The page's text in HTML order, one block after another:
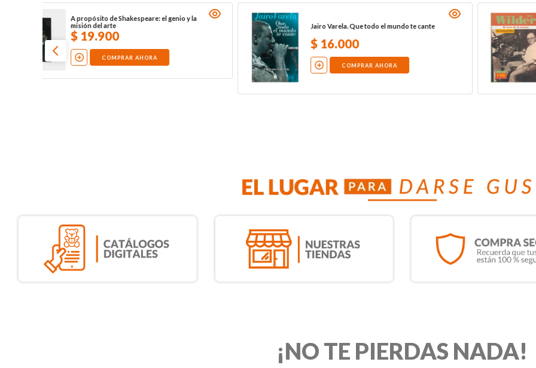
Jairo Varela. Que todo el mundo te cante
$
COMPRAR AHORA
Billy Wilder. El arte de la ironía
$
COMPRAR AHORA
¡NO TE PIERDAS NADA!